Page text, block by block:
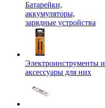
Батарейки,
аккумуляторы,
зарядные устройства
Электроинструменты и
аксессуары для них